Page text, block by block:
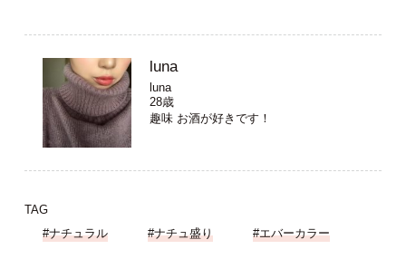
luna
luna
28歳
趣味 お酒が好きです！
TAG
#ナチュラル
#ナチュ盛り #エバーカラー